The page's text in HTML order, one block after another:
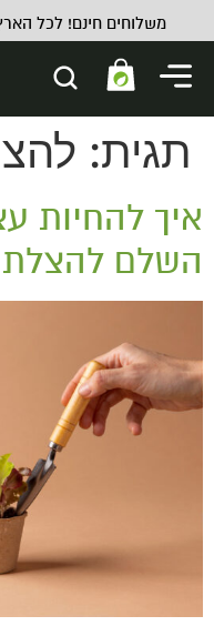
משלוחים חינם! לכל הארץ,
תגית:
איך להחיות
השלם